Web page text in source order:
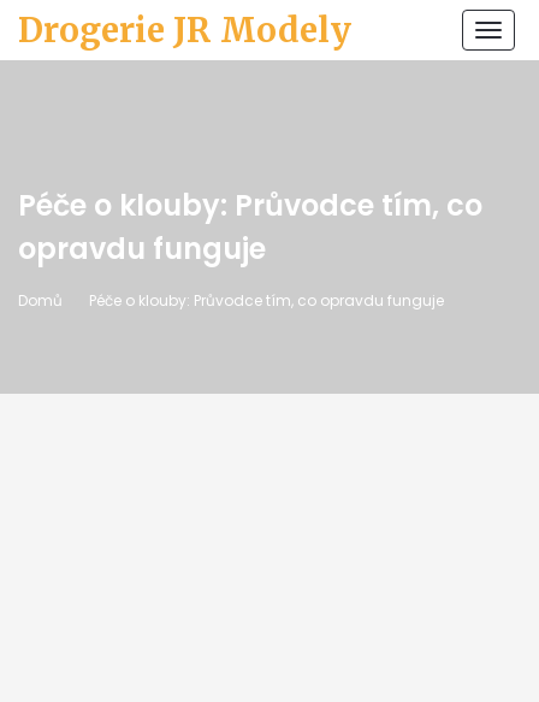
Drogerie JR Modely
Péče o klouby: Průvodce tím, co
opravdu funguje
Domů Péče o klouby: Průvodce tím, co opravdu funguje